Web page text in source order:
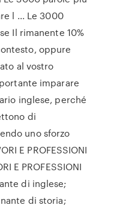
l ... Le 3000
Il rimanente 10%
oppure
al vostro
imparare
inglese, perché
di
uno sforzo
E PROFESSIONI
E PROFESSIONI
di inglese;
di storia;